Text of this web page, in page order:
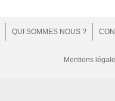
QUI SOMMES NOUS ?
Mentions